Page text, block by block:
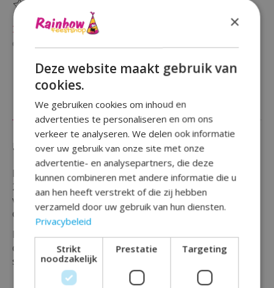
De beoordeling van dit product is
Niet op voorraad
Beschikbaarheid in de winkel controleren
Beschrijving Reviews (0)
Een verjaardag of gelegenheid te vieren van 50 jaar ?
Bekijk dan zeker deze '' 50 Jaar Verkeersbord Bekers
250ml - 10 stuks '' welke geschikt zijn voor een
verjaardag, (thema) feest of voor sarah en abraham's
die deze mijlpaal vieren.
De bekers zijn van plastic met afgebeelde cijfers 50 in
de stijl van een verkeersbord en zijn verpakt per 10
stuks.
×
Deze website maakt gebruik van
cookies.
We gebruiken cookies om inhoud en
advertenties te personaliseren en om ons
verkeer te analyseren. We delen ook informatie
over uw gebruik van onze site met onze
advertentie- en analysepartners, die deze
kunnen combineren met andere informatie die u
aan hen heeft verstrekt of die zij hebben
verzameld door uw gebruik van hun diensten.
Privacybeleid
Strikt
noodzakelijk
Prestatie Targeting